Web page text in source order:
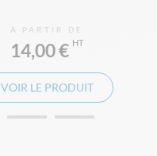
À PARTIR DE
14,00 €
VOIR LE PRODUIT